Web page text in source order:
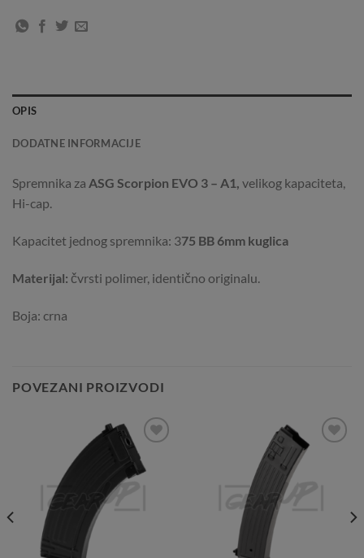
OPIS
DODATNE INFORMACIJE
Spremnika za ASG Scorpion EVO 3 – A1, velikog kapaciteta,
Hi-cap.
Kapacitet jednog spremnika: 375 BB 6mm kuglica
Materijal: čvrsti polimer, identično originalu.
Boja: crna
POVEZANI PROIZVODI
Add to
Wishlist